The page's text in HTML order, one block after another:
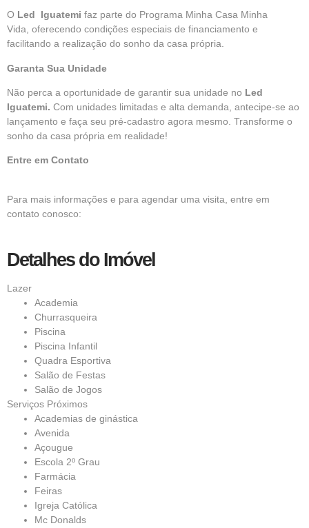
O Led Iguatemi faz parte do Programa Minha Casa Minha
Vida, oferecendo condições especiais de financiamento e
facilitando a realização do sonho da casa própria.
Garanta Sua Unidade
Não perca a oportunidade de garantir sua unidade no Led
Iguatemi. Com unidades limitadas e alta demanda, antecipe-se ao
lançamento e faça seu pré-cadastro agora mesmo. Transforme o
sonho da casa própria em realidade!
Entre em Contato
Para mais informações e para agendar uma visita, entre em
contato conosco:
Detalhes do Imóvel
Lazer
Academia
Churrasqueira
Piscina
Piscina Infantil
Quadra Esportiva
Salão de Festas
Salão de Jogos
Serviços Próximos
Academias de ginástica
Avenida
Açougue
Escola 2º Grau
Farmácia
Feiras
Igreja Católica
Mc Donalds